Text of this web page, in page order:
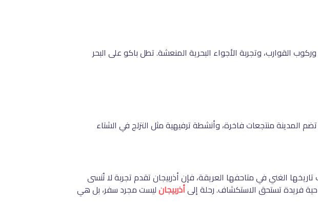
القوارب، وتجربة الأجواء البحرية المنعشة. تطل باكو على البحر
المدينة منتجعات فاخرة، وأنشطة ترفيهية مثل التزلج في الشتاء
الغني في متاحفها العريقة، فإن أذربيجان تقدم تجربة لا تُنسى
فريدة تستحق الاستكشاف. رحلة إلىأذربيجانليست مجرد سفر، بل هي